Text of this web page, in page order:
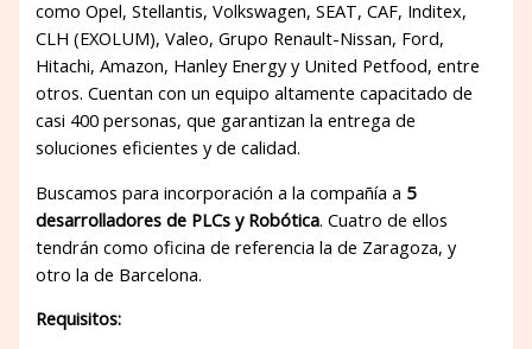
como Opel, Stellantis, Volkswagen, SEAT, CAF, Inditex,
CLH (EXOLUM), Valeo, Grupo Renault-Nissan, Ford,
Hitachi, Amazon, Hanley Energy y United Petfood, entre
otros. Cuentan con un equipo altamente capacitado de
casi 400 personas, que garantizan la entrega de
soluciones eficientes y de calidad.
Buscamos para incorporación a la compañía a 5
desarrolladores de PLCs y Robótica. Cuatro de ellos
tendrán como oficina de referencia la de Zaragoza, y
otro la de Barcelona.
Requisitos: